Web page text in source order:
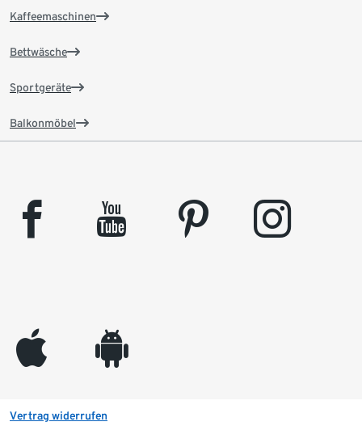
Kaffeemaschinen
Bettwäsche
Sportgeräte
Balkonmöbel
facebook youtube pinterest instagram
appleinc android
Vertrag widerrufen